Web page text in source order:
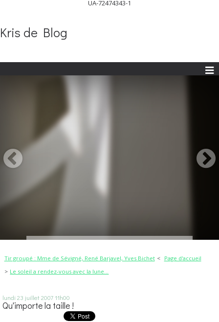
UA-72474343-1
Kris de Blog
Tir groupé : Mme de Sévigné, René Barjavel, Yves Bichet
Page d'accueil
Le soleil a rendez-vous avec la lune...
lundi 23 juillet 200711h00
Qu'importe la taille !